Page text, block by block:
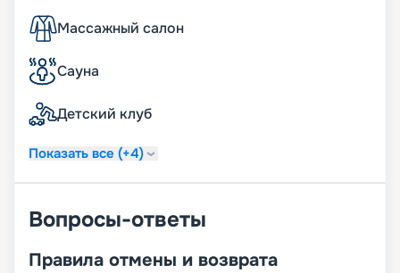
Массажный салон
Сауна
Детский клуб
Показать все (+4)
Вопросы-ответы
Правила отмены и возврата